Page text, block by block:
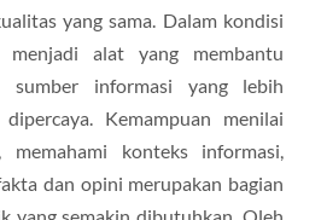
yang sama. Dalam kondisi
alat yang membantu
sumber informasi yang lebih
Kemampuan menilai
memahami konteks informasi,
dan opini merupakan bagian
yang semakin dibutuhkan. Oleh